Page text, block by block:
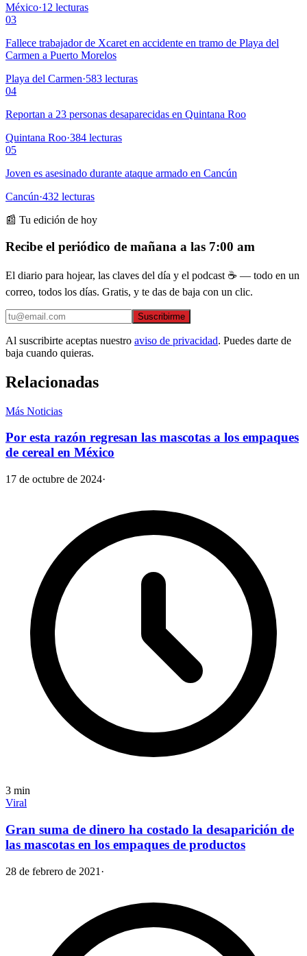
México·12 lecturas
03
Fallece trabajador de Xcaret en accidente en tramo de Playa del
Carmen a Puerto Morelos
Playa del Carmen·583 lecturas
04
Reportan a 23 personas desaparecidas en Quintana Roo
Quintana Roo·384 lecturas
05
Joven es asesinado durante ataque armado en Cancún
Cancún·432 lecturas
📰 Tu edición de hoy
Recibe el periódico de mañana a las 7:00 am
El diario para hojear, las claves del día y el podcast ☕ — todo en un
correo, todos los días. Gratis, y te das de baja con un clic.
Suscribirme
Al suscribirte aceptas nuestro aviso de privacidad. Puedes darte de
baja cuando quieras.
Relacionadas
Más Noticias
Por esta razón regresan las mascotas a los empaques
de cereal en México
17 de octubre de 2024·
3 min
Viral
Gran suma de dinero ha costado la desaparición de
las mascotas en los empaques de productos
28 de febrero de 2021 ·